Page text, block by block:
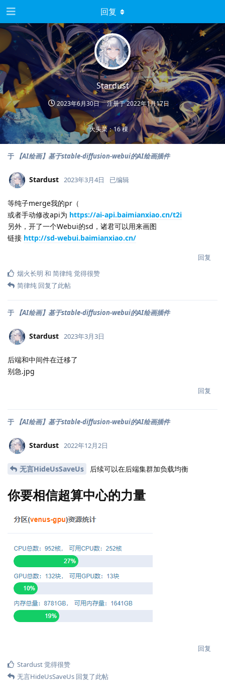
Stardust
2023年6月30日 注册于2022年1月17日
大头菜：16 棵
回复
于 【AI绘画】基于stable-diffusion-webui的AI绘画插件
Stardust 2023年3月4日 已编辑
等纯子merge我的pr（
或者手动修改api为 https://ai-api.baimianxiao.cn/t2i
另外，开了一个Webui的sd，诸君可以用来画图
链接 http://sd-webui.baimianxiao.cn/
回复
烟火长明 和 简律纯觉得很赞
简律纯 回复了此帖
于 【AI绘画】基于stable-diffusion-webui的AI绘画插件
Stardust 2023年3月3日
后端和中间件在迁移了
别急.jpg
回复
于 【AI绘画】基于stable-diffusion-webui的AI绘画插件
Stardust 2022年12月2日
无言HideUsSaveUs 后续可以在后端集群加负载均衡
你要相信超算中心的力量
回复
Stardust觉得很赞
无言HideUsSaveUs 回复了此帖